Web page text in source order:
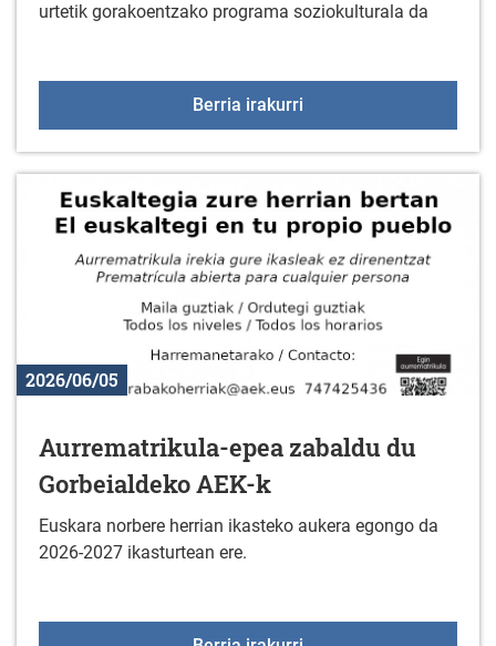
urtetik gorakoentzako programa soziokulturala da
Berria irakurri
2026/06/05
Aurrematrikula-epea zabaldu du
Gorbeialdeko AEK-k
Euskara norbere herrian ikasteko aukera egongo da
2026-2027 ikasturtean ere.